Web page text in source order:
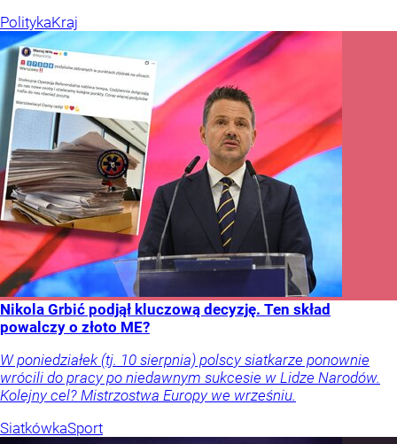
PolitykaKraj
Nikola Grbić podjął kluczową decyzję. Ten skład
powalczy o złoto ME?
W poniedziałek (tj. 10 sierpnia) polscy siatkarze ponownie
wrócili do pracy po niedawnym sukcesie w Lidze Narodów.
Kolejny cel? Mistrzostwa Europy we wrześniu.
SiatkówkaSport